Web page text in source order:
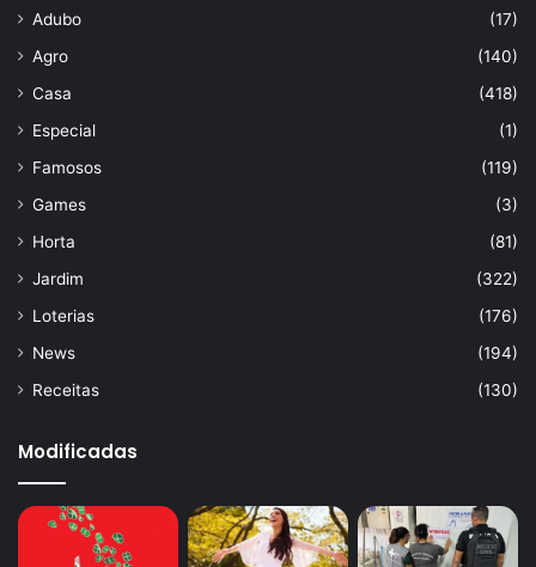
Adubo
(17)
Agro
(140)
Casa
(418)
Especial
(1)
Famosos
(119)
Games
(3)
Horta
(81)
Jardim
(322)
Loterias
(176)
News
(194)
Receitas
(130)
Modificadas